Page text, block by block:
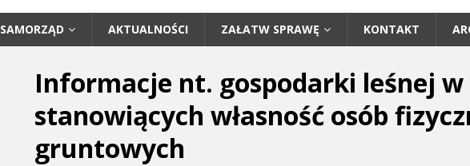
SAMORZĄD AKTUALNOŚCI ZAŁATW SPRAWĘ KONTAKT
Informacje nt. gospodarki leśnej w
stanowiących własność osób
gruntowych